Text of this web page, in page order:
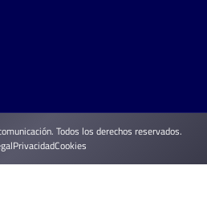
Todos los derechos reservados.
PrivacidadCookies